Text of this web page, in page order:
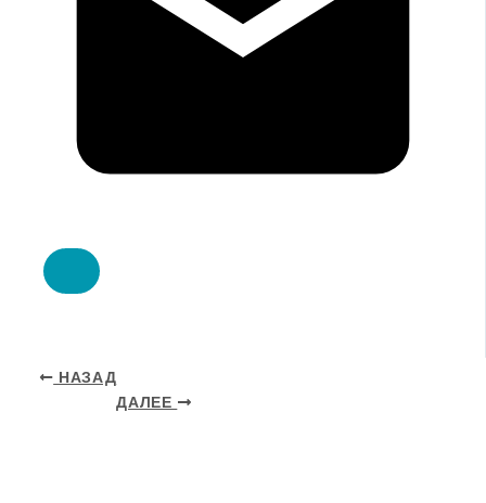
НАЗАД
ДАЛЕЕ